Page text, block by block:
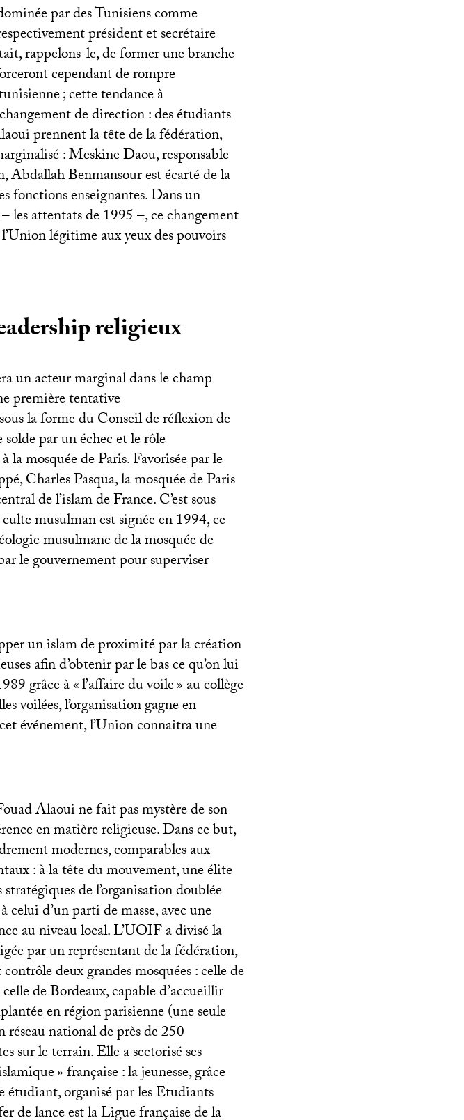
par des Tunisiens comme
président et secrétaire
rappelons-le, de former une branche
cependant de rompre
; cette tendance à
de direction : des étudiants
prennent la tête de la fédération,
: Meskine Daou, responsable
Abdallah Benmansour est écarté de la
fonctions enseignantes. Dans un
les attentats de 1995 –, ce changement
légitime aux yeux des pouvoirs
religieux
un acteur marginal dans le champ
première tentative
la forme du Conseil de réflexion de
solde par un échec et le rôle
mosquée de Paris. Favorisée par le
Charles Pasqua, la mosquée de Paris
de l’islam de France. C’est sous
musulman est signée en 1994, ce
musulmane de la mosquée de
le gouvernement pour superviser
un islam de proximité par la création
afin d’obtenir par le bas ce qu’on lui
grâce à «l’affaire du voile» au collège
voilées, l’organisation gagne en
événement, l’Union connaîtra une
Alaoui ne fait pas mystère de son
en matière religieuse. Dans ce but,
modernes, comparables aux
: à la tête du mouvement, une élite
de l’organisation doublée
d’un parti de masse, avec une
au niveau local. L’UOIFa divisé la
par un représentant de la fédération,
deux grandes mosquées : celle de
de Bordeaux, capable d’accueillir
en région parisienne (une seule
national de près de 250
sur le terrain. Elle a sectorisé ses
» française : la jeunesse, grâce
étudiant, organisé par les Etudiants
de lance est la Ligue française de la